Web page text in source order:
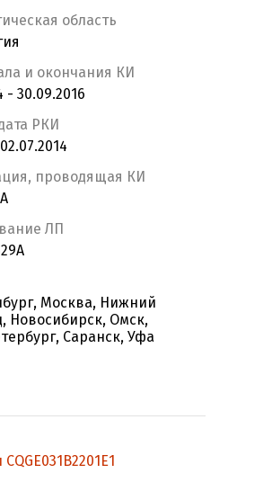
область
и окончания КИ
- 30.09.2016
РКИ
проводящая КИ
ЛП
Москва, Нижний
Новосибирск, Омск,
Саранск, Уфа